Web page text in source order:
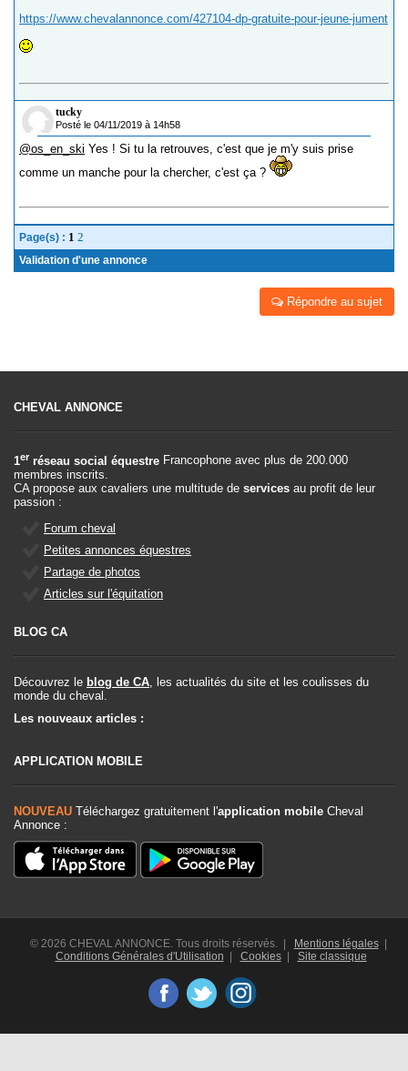
https://www.chevalannonce.com/427104-dp-gratuite-pour-jeune-jument
tucky
Posté le 04/11/2019 à 14h58
@os_en_ski Yes ! Si tu la retrouves, c'est que je m'y suis prise
comme un manche pour la chercher, c'est ça ?
Page(s) : 1 2
Validation d'une annonce
Répondre au sujet
CHEVAL ANNONCE
1er réseau social équestre Francophone avec plus de 200.000
membres inscrits.
CA propose aux cavaliers une multitude de services au profit de leur
passion :
Forum cheval
Petites annonces équestres
Partage de photos
Articles sur l'équitation
BLOG CA
Découvrez le blog de CA , les actualités du site et les coulisses du
monde du cheval.
Les nouveaux articles :
APPLICATION MOBILE
NOUVEAU Téléchargez gratuitement l'application mobile Cheval
Annonce :
© 2026 CHEVAL ANNONCE. Tous droits réservés. | Mentions légales|
Conditions Générales d'Utilisation | Cookies| Site classique